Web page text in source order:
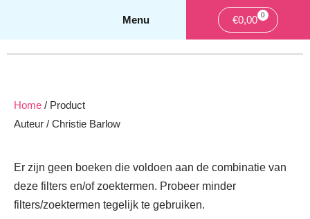
€0,00 0
Home / Product
Auteur / Christie Barlow
Er zijn geen boeken die voldoen aan de combinatie
van deze filters en/of zoektermen. Probeer minder
filters/zoektermen tegelijk te gebruiken.